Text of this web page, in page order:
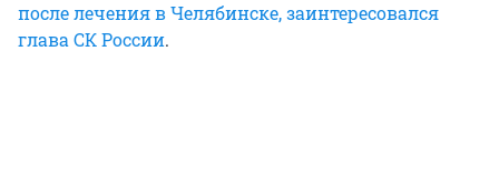
после лечения в Челябинске, заинтересовался
глава СК России.